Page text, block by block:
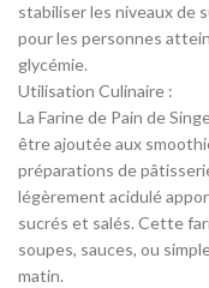
stabiliser les niveaux de
pour les personnes
glycémie.
Utilisation Culinaire :
La Farine de Pain de
être ajoutée aux
préparations de
légèrement acidulé
sucrés et salés. Cette
soupes, sauces, ou
matin.